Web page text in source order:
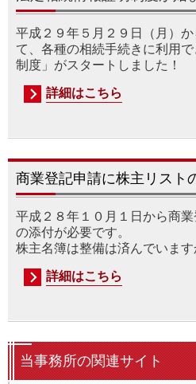
平成２９年５月２９日（月）
て、各種の相続手続きに利用
制度」がスタートしました！
詳細はこちら
商業登記申請に株主リスト
平成２８年１０月１日から商
の添付が必要です。
株主名簿は整備は済んでいます
詳細はこちら
当事務所の関連サイト